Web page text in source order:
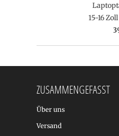
15-16
ZUSAMMENGEFASST
Über uns
Versand